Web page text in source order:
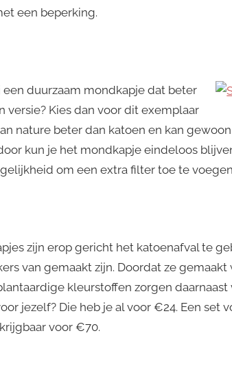
een beperking.
een duurzaam mondkapje dat beter
versie? Kies dan voor dit exemplaar
nature beter dan katoen en kan
kun je het mondkapje eindeloos
om een extra filter toe te
zijn erop gericht het katoenafval te
van gemaakt zijn. Doordat ze
plantaardige kleurstoffen zorgen
jezelf? Die heb je al voor €24. Een set
voor €70.